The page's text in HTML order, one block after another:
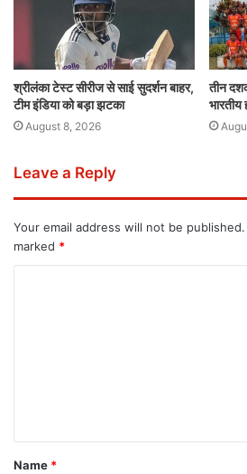
श्रीलंका टेस्ट सीरीज से साई सुदर्शन बाहर,
टीम इंडिया को बड़ा झटका
August 8, 2026
तीन
भारतीय
Leave a Reply
Your email address will not be published.
marked *
Name *